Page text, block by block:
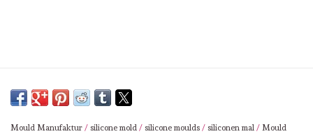
OLO Markers
Mould Manufaktur / silicone mold / silicone moulds / siliconen mal / Mould